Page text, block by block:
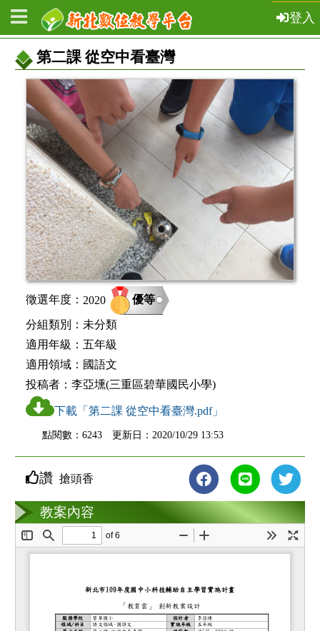
登入
第二課 從空中看臺灣
教
案
基
本
資
訊
徵選年度： 2020 優等
分組類別： 未分類
適用年級： 五年級
適用領域： 國語文
投稿者： 李亞壎(三重區碧華國民小學)
下載「第二課 從空中看臺灣.pdf」
點閱數：6243 更新日：2020/10/29 13:53
教案互動
讚 搶頭香
教案內容